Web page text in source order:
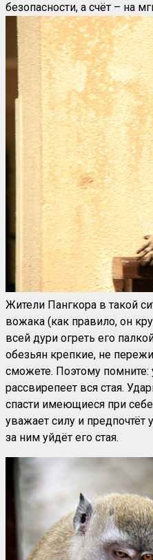
безопасности, а счёт – на
Жители Пангкора в такой
вожака (как правило, он
всей дури огреть его
обезьян крепкие, не
сможете. Поэтому помните:
рассвирепеет вся стая.
спасти имеющиеся при
уважает силу и предпочтёт
за ним уйдёт его стая.